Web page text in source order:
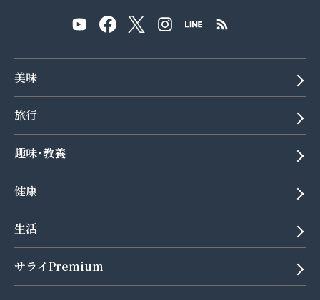
美味
旅行
趣味･教養
健康
生活
サライPremium